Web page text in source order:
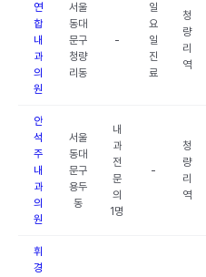
연
합
내
과
의
원
서울
동대
문구
청량
리동
-
일
요
일
진
료
청
량
리
역
안
석
주
내
과
의
원
서울
동대
문구
용두
동
내
과
전
문
의
1명
-
청
량
리
역
휘
경